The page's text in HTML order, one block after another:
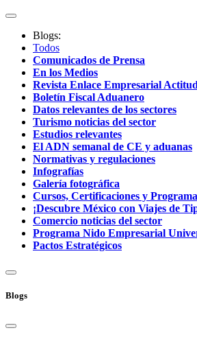
Blogs:
Todos
Comunicados de Prensa
En los Medios
Revista Enlace Empresarial Actitud
Boletín Fiscal Aduanero
Datos relevantes de los sectores
Turismo noticias del sector
Estudios relevantes
El ADN semanal de CE y aduanas
Normativas y regulaciones
Infografías
Galería fotográfica
Cursos, Certificaciones y
¡Descubre México con Viajes de
Comercio noticias del sector
Programa Nido Empresarial
Pactos Estratégicos
Blogs